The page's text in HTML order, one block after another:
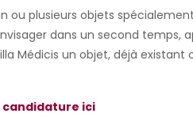
ou plusieurs objets
dans un second temps,
Médicis un objet, déjà
ici